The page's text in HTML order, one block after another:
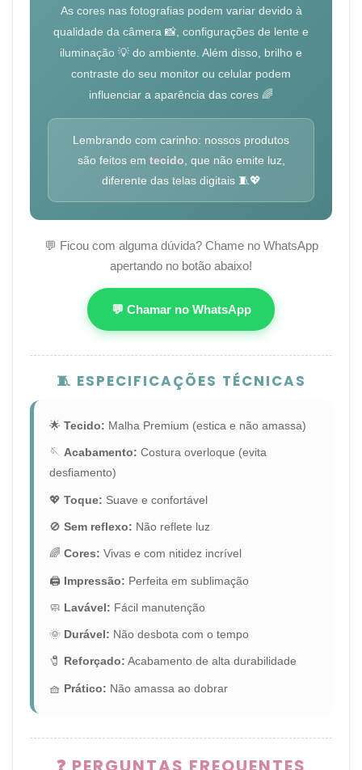
As cores nas fotografias podem variar devido à
qualidade da câmera 📸, configurações de lente e
iluminação 💡 do ambiente. Além disso, brilho e
contraste do seu monitor ou celular podem
influenciar a aparência das cores 🌈
Lembrando com carinho: nossos produtos
são feitos em tecido , que não emite luz,
diferente das telas digitais 🧵💖
💬 Ficou com alguma dúvida? Chame no WhatsApp
apertando no botão abaixo!
💬 Chamar no WhatsApp
🧵 ESPECIFICAÇÕES TÉCNICAS
🌟 Tecido: Malha Premium (estica e não amassa)
🪡 Acabamento: Costura overloque (evita
desfiamento)
💖 Toque: Suave e confortável
🚫 Sem reflexo: Não reflete luz
🌈 Cores: Vivas e com nitidez incrível
🖨️ Impressão: Perfeita em sublimação
🧼 Lavável: Fácil manutenção
🌞 Durável: Não desbota com o tempo
🧷 Reforçado: Acabamento de alta durabilidade
🧺 Prático: Não amassa ao dobrar